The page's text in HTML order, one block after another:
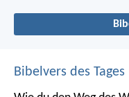
Bibelvers des Tages